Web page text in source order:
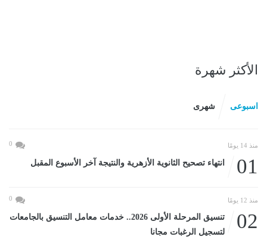
الأكثر شهرة
اسبوعى شهرى
منذ 14 يومًا 0
01 انتهاء تصحيح الثانوية الأزهرية والنتيجة آخر الأسبوع المقبل
منذ 12 يومًا 0
02
تنسيق المرحلة الأولى 2026.. خدمات معامل التنسيق بالجامعات
لتسجيل الرغبات مجانا